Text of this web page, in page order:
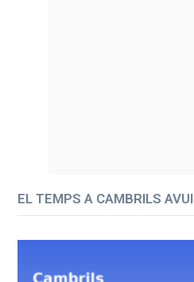
EL TEMPS A CAMBRILS AVUI